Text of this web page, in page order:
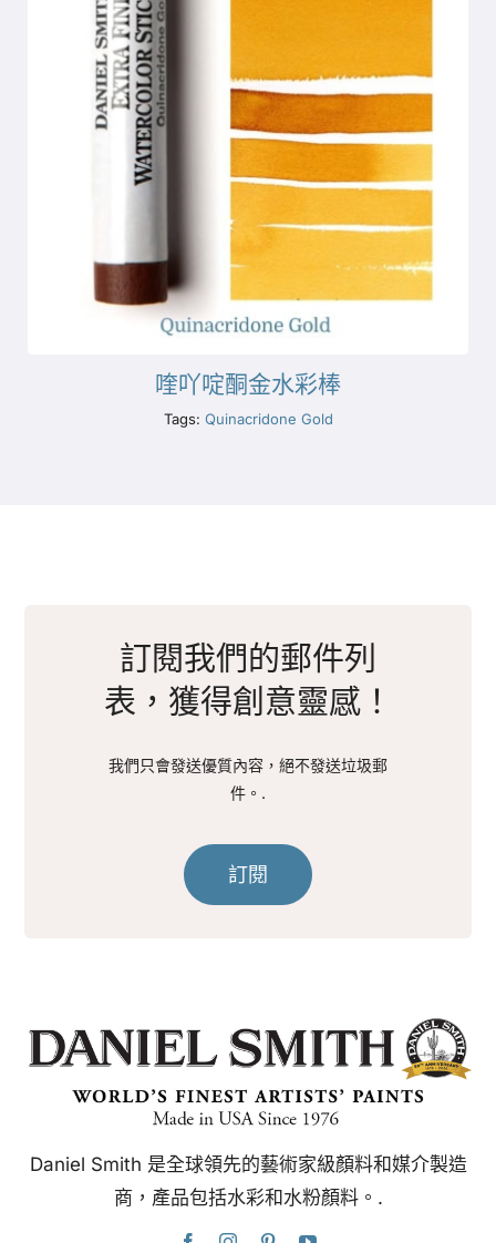
喹吖啶酮金水彩棒
Tags: Quinacridone Gold
訂閱我們的郵件列
表，獲得創意靈感！
我們只會發送優質內容，絕不發送垃圾郵
件。.
訂閱
Daniel Smith 是全球領先的藝術家級顏料和媒介製造
商，產品包括水彩和水粉顏料。.